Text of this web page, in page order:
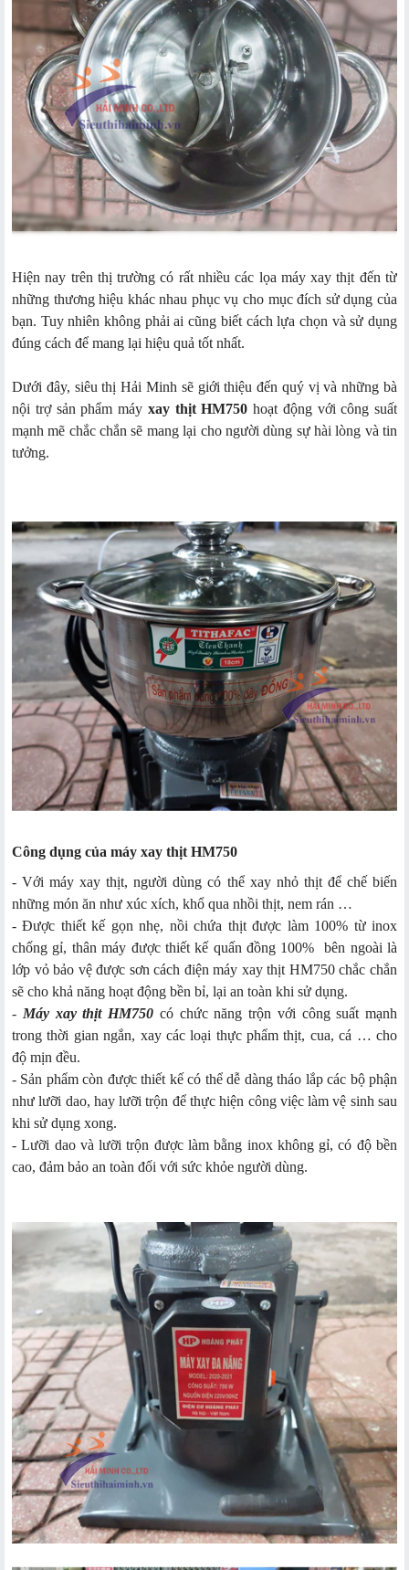
Hiện nay trên thị trường có rất nhiều các lọa máy xay thịt đến từ
những thương hiệu khác nhau phục vụ cho mục đích sử dụng của
bạn. Tuy nhiên không phải ai cũng biết cách lựa chọn và sử dụng
đúng cách để mang lại hiệu quả tốt nhất.
Dưới đây, siêu thị Hải Minh sẽ giới thiệu đến quý vị và những bà
nội trợ sản phẩm máy xay thịt HM750 hoạt động với công suất
mạnh mẽ chắc chắn sẽ mang lại cho người dùng sự hài lòng và tin
tưởng.
Công dụng của máy xay thịt HM750
- Với máy xay thịt, người dùng có thể xay nhỏ thịt để chế biến
những món ăn như xúc xích, khổ qua nhồi thịt, nem rán …
- Được thiết kế gọn nhẹ, nồi chứa thịt được làm 100% từ inox
chống gỉ, thân máy được thiết kế quấn đồng 100% bên ngoài là
lớp vỏ bảo vệ được sơn cách điện máy xay thịt HM750 chắc chắn
sẽ cho khả năng hoạt động bền bỉ, lại an toàn khi sử dụng.
- Máy xay thịt HM750 có chức năng trộn với công suất mạnh
trong thời gian ngắn, xay các loại thực phẩm thịt, cua, cá … cho
độ mịn đều.
- Sản phẩm còn được thiết kế có thể dễ dàng tháo lắp các bộ phận
như lưỡi dao, hay lưỡi trộn để thực hiện công việc làm vệ sinh sau
khi sử dụng xong.
- Lưỡi dao và lưỡi trộn được làm bằng inox không gỉ, có độ bền
cao, đảm bảo an toàn đối với sức khỏe người dùng.